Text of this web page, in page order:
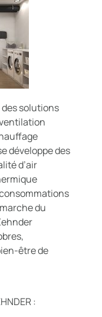
solutions
développe des
d’air
du
être de
: